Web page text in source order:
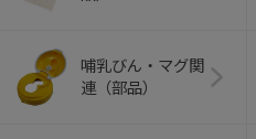
哺乳びん・マグ関
連（部品）